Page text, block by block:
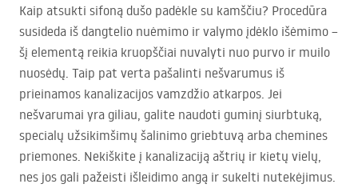
Kaip atsukti sifoną dušo padėkle su kamščiu? Procedūra
susideda iš dangtelio nuėmimo ir valymo įdėklo išėmimo –
šį elementą reikia kruopščiai nuvalyti nuo purvo ir muilo
nuosėdų. Taip pat verta pašalinti nešvarumus iš
prieinamos kanalizacijos vamzdžio atkarpos. Jei
nešvarumai yra giliau, galite naudoti guminį siurbtuką,
specialų užsikimšimų šalinimo griebtuvą arba chemines
priemones. Nekiškite į kanalizaciją aštrių ir kietų vielų,
nes jos gali pažeisti išleidimo angą ir sukelti nutekėjimus.